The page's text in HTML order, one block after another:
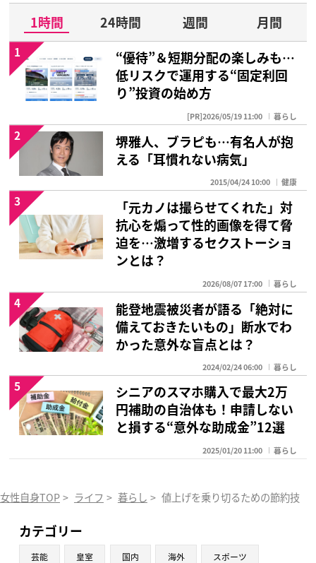
1時間 24時間 週間
月間
“優待”＆短期分配の楽しみも…
低リスクで運用する“固定利回
り”投資の始め方
[PR]2026/05/19 11:00 暮らし
1
堺雅人、ブラピも…有名人が抱
える「耳慣れない病気」
2015/04/24 10:00 健康
2
「元カノは撮らせてくれた」対
抗心を煽って性的画像を得て脅
迫を…激増するセクストーショ
ンとは？
2026/08/07 17:00 暮らし
3
能登地震被災者が語る「絶対に
備えておきたいもの」断水でわ
かった意外な盲点とは？
2024/02/24 06:00 暮らし
4
シニアのスマホ購入で最大2万
円補助の自治体も！申請しない
と損する“意外な助成金”12選
2025/01/20 11:00 暮らし
5
女性自身TOP > ライフ > 暮らし > 値上げを乗り切るための節約技
カテゴリー
芸能 皇室 国内 海外 スポーツ